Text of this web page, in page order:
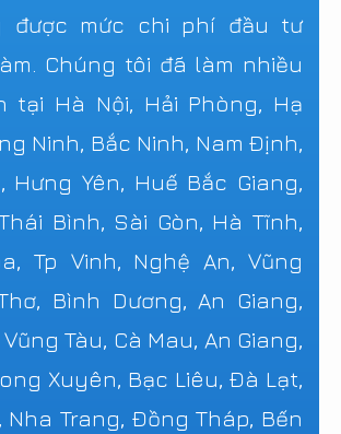
được mức chi phí đầu tư
Chúng tôi đã làm nhiều
tại Hà Nội, Hải Phòng, Hạ
Ninh, Bắc Ninh, Nam Định,
Hưng Yên, Huế Bắc Giang,
Bình, Sài Gòn, Hà Tĩnh,
Tp Vinh, Nghệ An, Vũng
Bình Dương, An Giang,
Tàu, Cà Mau, An Giang,
Xuyên, Bạc Liêu, Đà Lạt,
Nha Trang, Đồng Tháp, Bến